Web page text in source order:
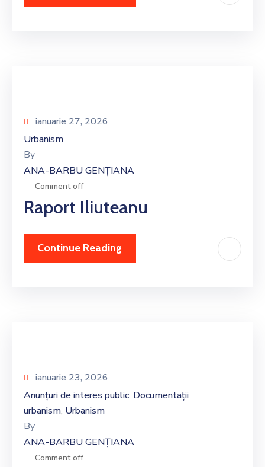
ianuarie 27, 2026
Urbanism
By
ANA-BARBU GENȚIANA
Comment off
Raport Iliuteanu
Continue Reading
ianuarie 23, 2026
Anunțuri de interes public‚ Documentații
urbanism‚ Urbanism
By
ANA-BARBU GENȚIANA
Comment off